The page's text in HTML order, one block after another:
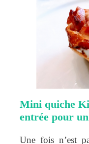
Mini quiche
entrée pour
Une fois n’est